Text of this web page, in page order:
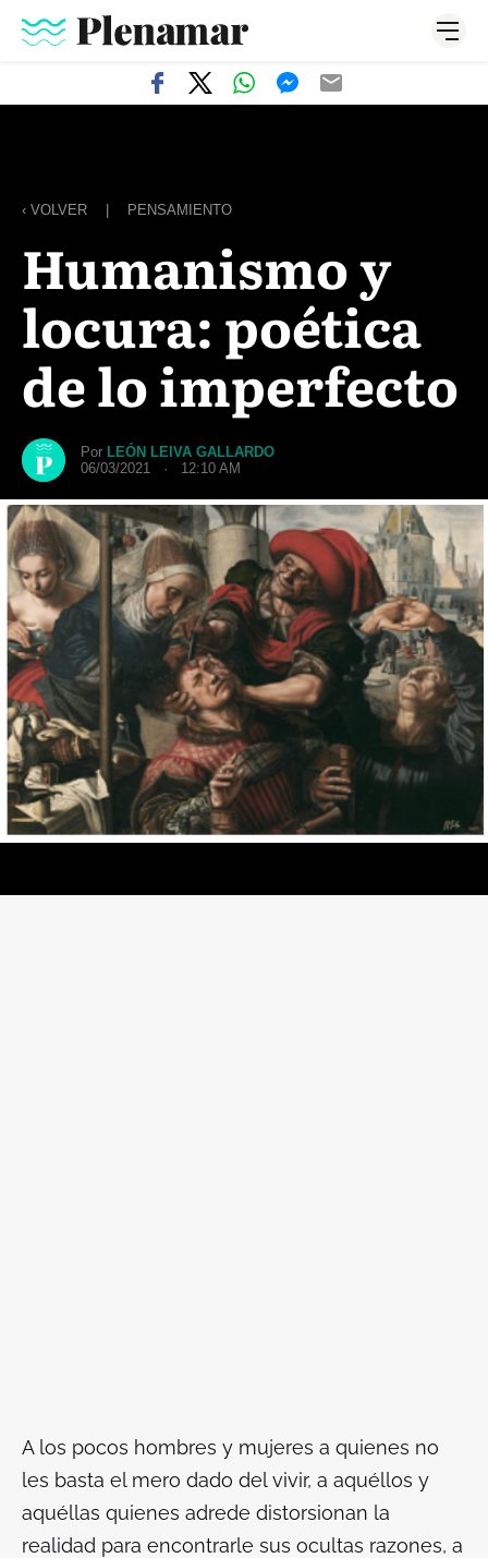
‹ VOLVER PENSAMIENTO
Humanismo y
locura: poética
de lo imperfecto
Por LEÓN LEIVA GALLARDO
06/03/2021 · 12:10 AM
A los pocos hombres y mujeres a quienes no
les basta el mero dado del vivir, a aquéllos y
aquéllas quienes adrede distorsionan la
realidad para encontrarle sus ocultas razones, a